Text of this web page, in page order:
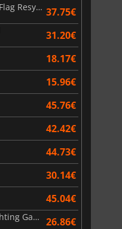
Assassin's Creed Black Flag Resynced 37.75€
31.20€
18.17€
15.96€
45.76€
42.42€
44.73€
30.14€
45.04€
Avatar Legends The Fighting Game 26.86€